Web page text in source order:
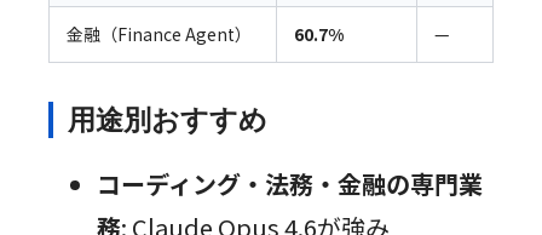
金融（Finance Agent） 60.7% —
用途別おすすめ
コーディング・法務・金融の専門業
務: Claude Opus 4.6が強み